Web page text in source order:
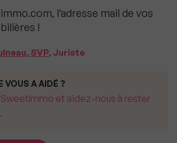
l’adresse mail de vos
!
SVP, Juriste
VOUS A AIDÉ ?
et aidez-nous à rester